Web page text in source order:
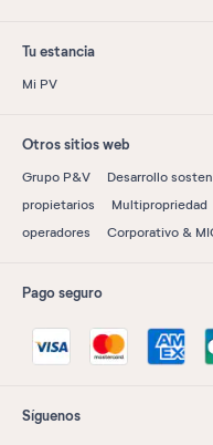
Tu estancia
Mi PV
Otros sitios web
Grupo P&V Desarrollo
propietarios
Multipropriedad
operadores
Corporativo &
Pago seguro
Síguenos